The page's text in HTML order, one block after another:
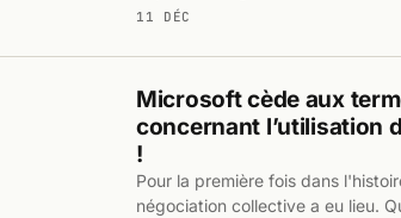
11 DÉC
Microsoft cède aux
concernant l’utilisation
!
Pour la première fois dans
négociation collective a eu lieu.